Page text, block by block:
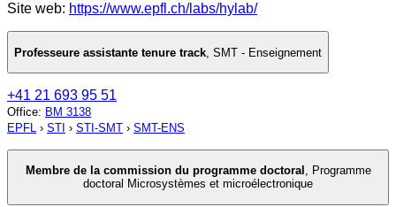
Site web: https://www.epfl.ch/labs/hylab/
Professeure assistante tenure track SMT - Enseignement
+41 21 693 95 51
Office: BM 3138
EPFL › STI › STI-SMT › SMT-ENS
Membre de la commission du programme doctoral , Programme
doctoral Microsystèmes et microélectronique